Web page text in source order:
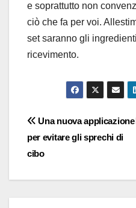
e soprattutto non
ciò che fa per voi.
set saranno gli
ricevimento.
articoli
Una nuova applicazione
per evitare gli sprechi di
cibo